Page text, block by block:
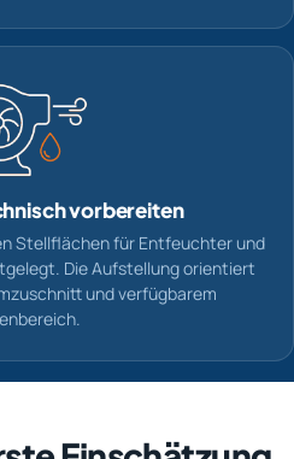
vorbereiten
Stellflächen für Entfeuchter und
Die Aufstellung orientiert
und verfügbarem